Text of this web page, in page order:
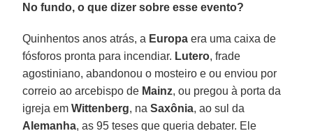
No fundo, o que dizer sobre esse evento?
Quinhentos anos atrás, a Europa era uma caixa de
fósforos pronta para incendiar. Lutero, frade
agostiniano, abandonou o mosteiro e ou enviou por
correio ao arcebispo de Mainz, ou pregou à porta da
igreja emWittenberg, naSaxônia, ao sul da
Alemanha, as 95 teses que queria debater. Ele